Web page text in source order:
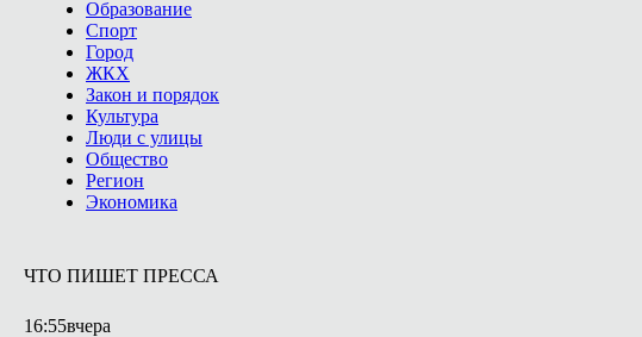
Образование
Спорт
Город
ЖКХ
Закон и порядок
Культура
Люди с улицы
Общество
Регион
Экономика
ЧТО ПИШЕТ ПРЕССА
16:55вчера